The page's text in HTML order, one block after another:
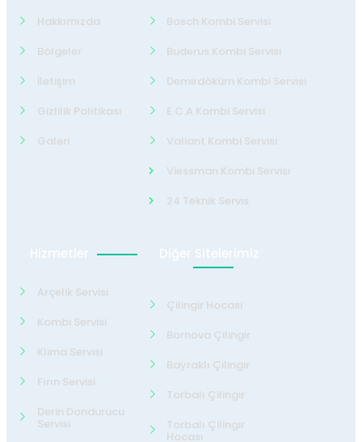
Hakkımızda
Bölgeler
İletişim
Gizlilik Politikası
Galeri
Bosch Kombi Servisi
Buderus Kombi Servisi
Demirdöküm Kombi Servisi
E.C.A Kombi Servisi
Valiant Kombi Servisi
Viessman Kombi Servisi
24 Teknik Servis
Hizmetler
Arçelik Servisi
Kombi Servisi
Klima Servisi
Fırın Servisi
Derin Dondurucu
Servisi
Diğer Sitelerimiz
Çilingir Hocası
Bornova Çilingir
Bayraklı Çilingir
Torbalı Çilingir
Torbalı Çilingir
Hocası